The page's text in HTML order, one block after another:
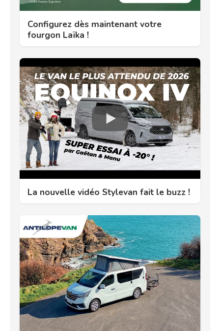
Configurez dès maintenant votre
fourgon Laïka !
La nouvelle vidéo Stylevan fait le buzz !